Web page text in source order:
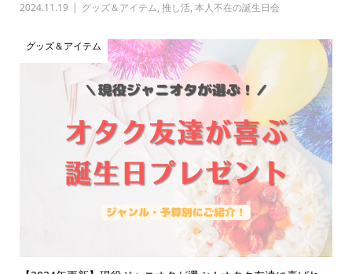
2024.11.19 グッズ＆アイテム, 推し活, 本人不在の誕生日会
グッズ＆アイテム